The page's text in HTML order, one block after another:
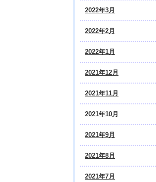
2022年3月
2022年2月
2022年1月
2021年12月
2021年11月
2021年10月
2021年9月
2021年8月
2021年7月